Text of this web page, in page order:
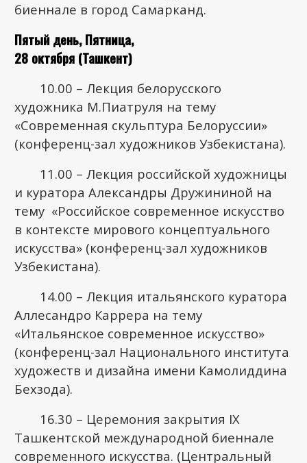
биеннале в город Самарканд.
Пятый день, Пятница,
28 октября (Ташкент)
10.00 – Лекция белорусского
художника М.Пиатруля на тему
«Современная скульптура Белоруссии»
(конференц-зал художников Узбекистана).
11.00 – Лекция российской художницы
и куратора Александры Дружининой на
тему «Российское современное искусство
в контексте мирового концептуального
искусства» (конференц-зал художников
Узбекистана).
14.00 – Лекция итальянского куратора
Аллесандро Каррера на тему
«Итальянское современное искусство»
(конференц-зал Национального института
художеств и дизайна имени Камолиддина
Бехзода).
16.30 – Церемония закрытия IX
Ташкентской международной биеннале
современного искусства. (Центральный